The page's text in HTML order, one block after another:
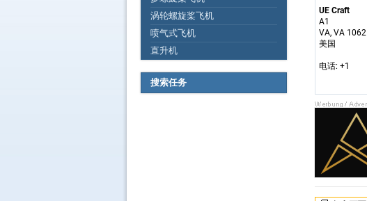
涡轮螺旋桨飞机
喷气式飞机
直升机
搜索任务
UE Craft
A1
VA, VA 1062
美国
电话: +1